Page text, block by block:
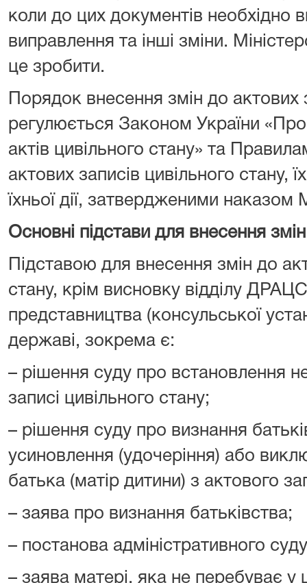
коли до цих документів необхідно
виправлення та інші зміни.
це зробити.
Порядок внесення змін до актових
регулюється Законом України
актів цивільного стану» та
актових записів цивільного стану,
їхньої дії, затвердженими наказом
Основні підстави для внесення змін
Підставою для внесення змін до
стану, крім висновку відділу
представництва (консульської
державі, зокрема є:
– рішення суду про встановлення
записі цивільного стану;
– рішення суду про визнання
усиновлення (удочеріння) або
батька (матір дитини) з актового
– заява про визнання батьківства;
– постанова адміністративного
– заява матері, яка не перебуває у